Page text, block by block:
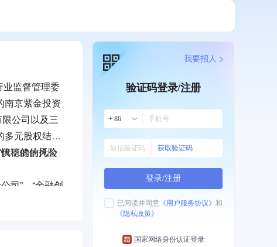
业监督管理委
南京紫金投资
公司以及三
多元股权结
下的信托公
稳健的风险
司”、“金融创
验证码登录/注册
+ 86
获取验证码
登录/注册
已阅读并同意 《用户服务协议》 和
《隐私政策》
国家网络身份认证登录
我要招人 >